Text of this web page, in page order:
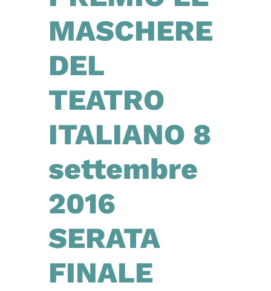
MASCHERE
DEL
TEATRO
ITALIANO 8
settembre
2016
SERATA
FINALE